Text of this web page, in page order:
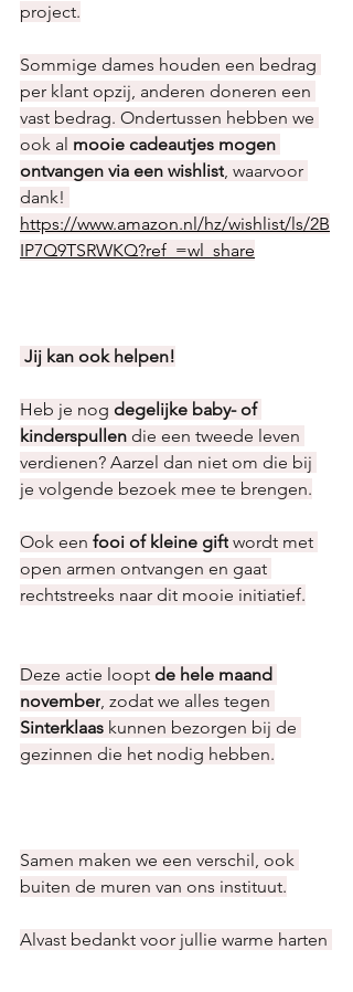
project.
Sommige dames houden een bedrag
per klant opzij, anderen doneren een
vast bedrag. Ondertussen hebben we
ook al mooie cadeautjes mogen
ontvangen via een wishlist, waarvoor
dank!
https://www.amazon.nl/hz/wishlist/ls/2B
IP7Q9TSRWKQ?ref_=wl_share
Jij kan ook helpen!
Heb je nog degelijke baby- of
kinderspullen die een tweede leven
verdienen? Aarzel dan niet om die bij
je volgende bezoek mee te brengen.
Ook een fooi of kleine gift wordt met
open armen ontvangen en gaat
rechtstreeks naar dit mooie initiatief.
Deze actie loopt de hele maand
november, zodat we alles tegen
Sinterklaas kunnen bezorgen bij de
gezinnen die het nodig hebben.
Samen maken we een verschil, ook
buiten de muren van ons instituut.
Alvast bedankt voor jullie warme harten